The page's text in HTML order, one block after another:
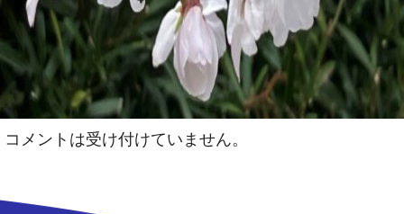
コメントは受け付けていません。